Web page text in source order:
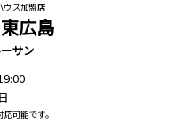
ウス加盟店
広島
サン
可能です。